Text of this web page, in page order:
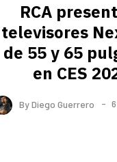
RCA
televisores
de 55 y 65
en CES
ByDiego Guerrero